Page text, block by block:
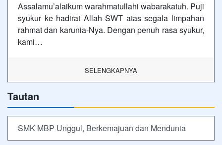
Assalamu’alaikum warahmatullahi wabarakatuh. Puji
syukur ke hadirat Allah SWT atas segala limpahan
rahmat dan karunia-Nya. Dengan penuh rasa syukur,
kami…
SELENGKAPNYA
Tautan
SMK MBP Unggul, Berkemajuan dan Mendunia